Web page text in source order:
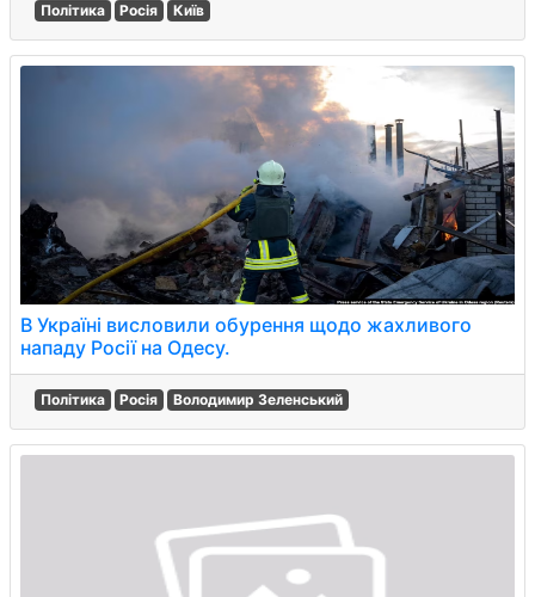
Політика Росія Київ
В Україні висловили обурення щодо жахливого
нападу Росії на Одесу.
Політика Росія Володимир Зеленський